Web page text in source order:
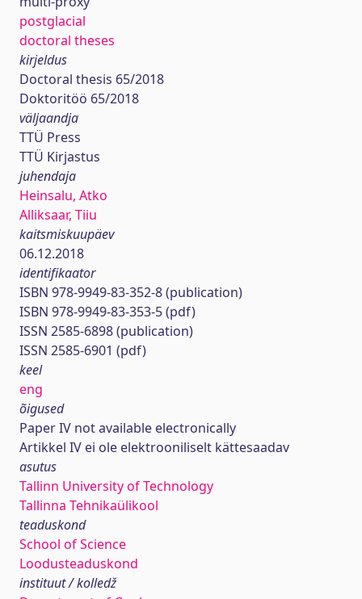
postglacial
doctoral theses
kirjeldus
Doctoral thesis 65/2018
Doktoritöö 65/2018
väljaandja
TTÜ Press
TTÜ Kirjastus
juhendaja
Heinsalu, Atko
Alliksaar, Tiiu
kaitsmiskuupäev
06.12.2018
identifikaator
ISBN 978-9949-83-352-8 (publication)
ISBN 978-9949-83-353-5 (pdf)
ISSN 2585-6898 (publication)
ISSN 2585-6901 (pdf)
keel
eng
õigused
Paper IV not available electronically
Artikkel IV ei ole elektrooniliselt kättesaadav
asutus
Tallinn University of Technology
Tallinna Tehnikaülikool
teaduskond
School of Science
Loodusteaduskond
instituut / kolledž